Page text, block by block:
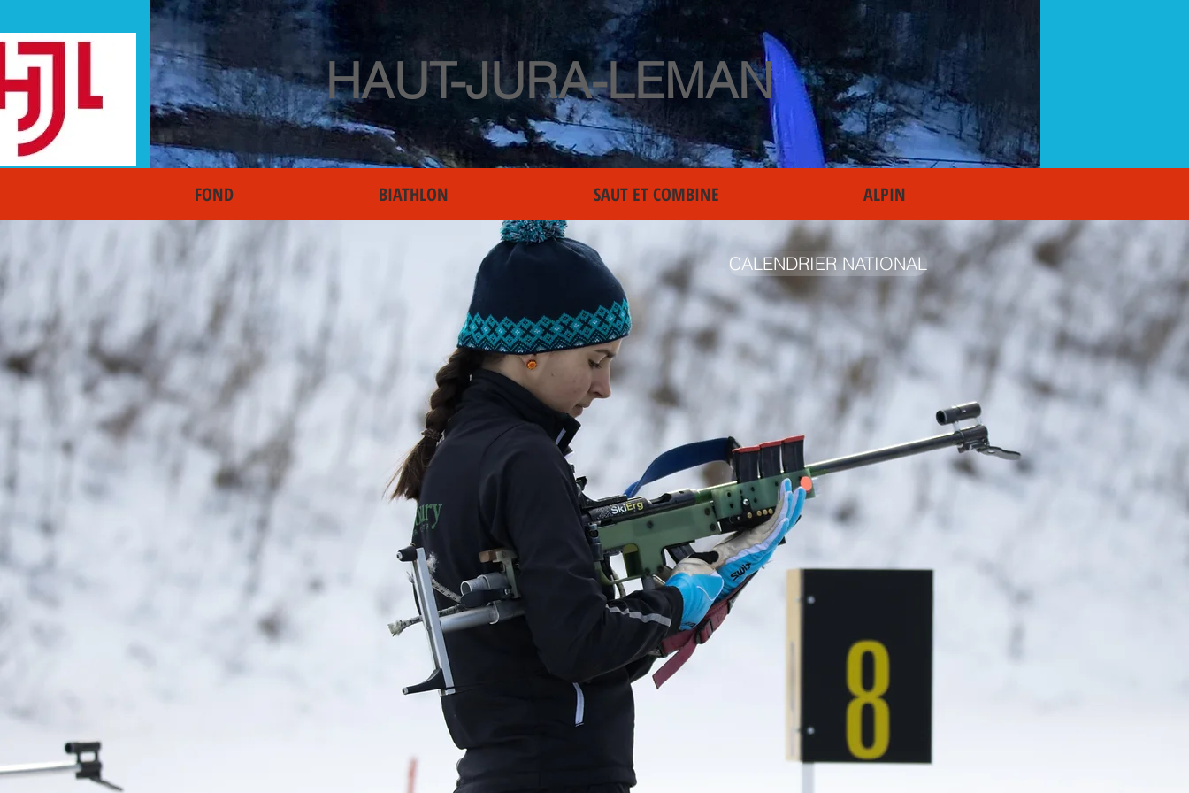
HAUT-JURA-LEMAN
FOND BIATHLON SAUT ET COMBINE ALPIN
CALENDRIER NATIONAL